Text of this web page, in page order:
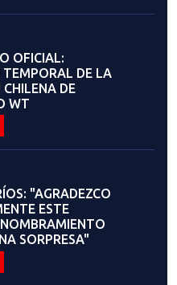
OFICIAL:
TEMPORAL DE LA
CHILENA DE
WT
"AGRADEZCO
ESTE
SORPRESA"